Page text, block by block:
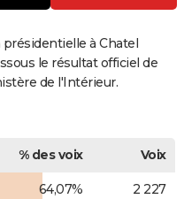
à Chatel
le résultat officiel de
de l'Intérieur.
% des voix
Voix
64,07% 2 227